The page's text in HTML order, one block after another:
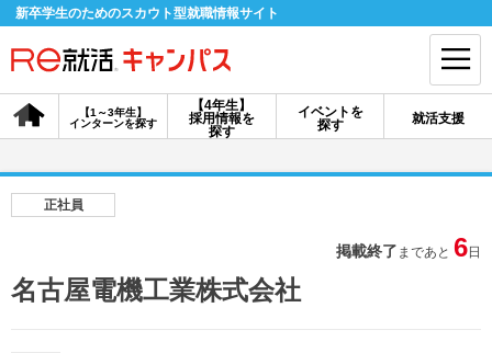
新卒学生のためのスカウト型就職情報サイト
【4年生】
採用情報を
探す
【1～3年生】
インターンを探す
イベントを
探す
就活支援
会員登録 ログイン
正社員
掲載終了 まであと 6日
名古屋電機工業株式会社